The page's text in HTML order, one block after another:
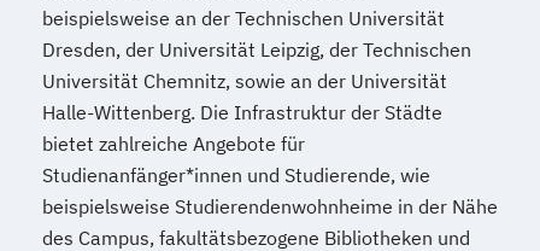
beispielsweise an der Technischen Universität
Dresden, der Universität Leipzig, der Technischen
Universität Chemnitz, sowie an der Universität
Halle-Wittenberg. Die Infrastruktur der Städte
bietet zahlreiche Angebote für
Studienanfänger*innen und Studierende, wie
beispielsweise Studierendenwohnheime in der Nähe
des Campus, fakultätsbezogene Bibliotheken und